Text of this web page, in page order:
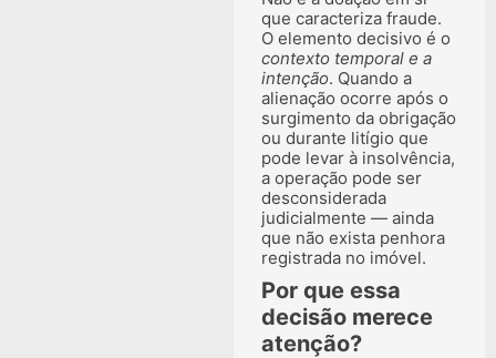
que caracteriza fraude.
O elemento decisivo é o
contexto temporal e a
intenção. Quando a
alienação ocorre após o
surgimento da obrigação
ou durante litígio que
pode levar à insolvência,
a operação pode ser
desconsiderada
judicialmente — ainda
que não exista penhora
registrada no imóvel.
Por que essa
decisão merece
atenção?